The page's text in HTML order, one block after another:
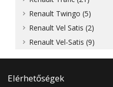
Renault Twingo (5)
Renault Vel Satis (2)
Renault Vel-Satis (9)
Elérhetőségek